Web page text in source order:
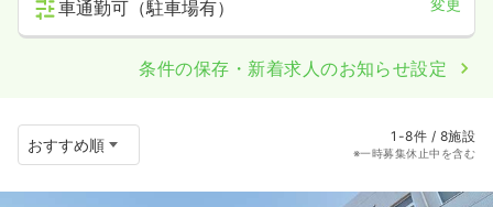
車通勤可（駐車場有）
条件の保存・新着求人のお知らせ設定
1-8件 / 8施設
※一時募集休止中を含む